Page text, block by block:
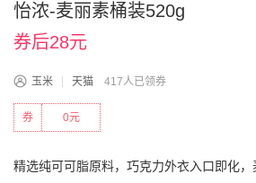
怡浓-麦丽素桶装520g
券后28元
玉米 天猫 417人已领券
0元
券
精选纯可可脂原料，巧克力外衣入口即化，